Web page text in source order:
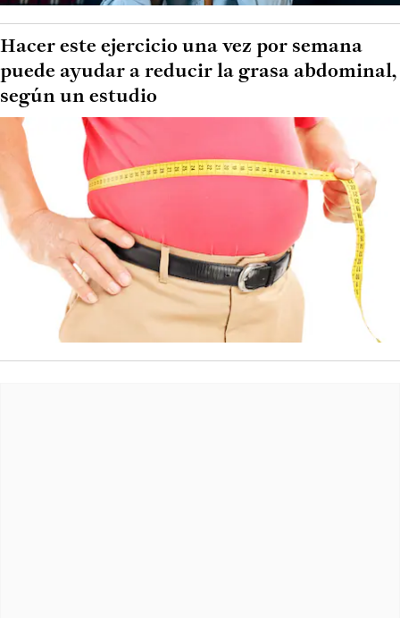
Hacer este ejercicio una vez por semana
puede ayudar a reducir la grasa abdominal,
según un estudio